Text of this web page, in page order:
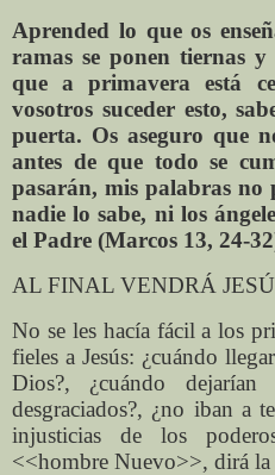
Aprended lo que os
ramas se ponen tiernas
que a primavera está
vosotros suceder esto,
puerta. Os aseguro que
antes de que todo se
pasarán, mis palabras
nadie lo sabe, ni los
el Padre (Marcos 13, 24-
AL FINAL VENDRÁ
No se les hacía fácil a los
fieles a Jesús: ¿cuándo
Dios?, ¿cuándo
desgraciados?, ¿no iban a
injusticias de los
<<hombre Nuevo>>, dirá la